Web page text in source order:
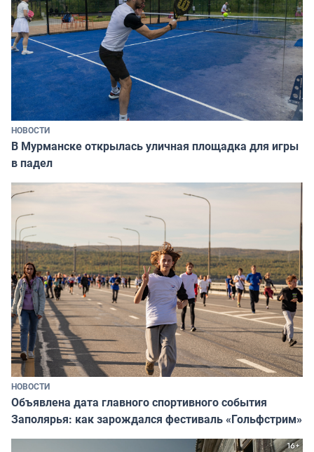
НОВОСТИ
В Мурманске открылась уличная площадка для игры
в падел
НОВОСТИ
Объявлена дата главного спортивного события
Заполярья: как зарождался фестиваль «Гольфстрим»